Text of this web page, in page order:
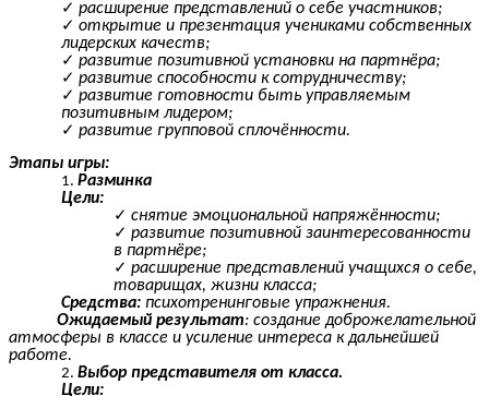
расширение представлений о себе участников;
открытие и презентация учениками собственных
лидерских качеств;
развитие позитивной установки на партнёра;
развитие способности к сотрудничеству;
развитие готовности быть управляемым
позитивным лидером;
развитие групповой сплочённости.
Этапы игры:
Разминка
Цели:
снятие эмоциональной напряжённости;
развитие позитивной заинтересованности
в партнёре;
расширение представлений учащихся о себе,
товарищах, жизни класса;
Средства: психотренинговые упражнения.
Ожидаемый результат: создание доброжелательной
атмосферы в классе и усиление интереса к дальнейшей
работе.
Выбор представителя от класса.
Цели: